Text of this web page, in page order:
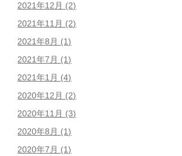
2021年12月 (2)
2021年11月 (2)
2021年8月 (1)
2021年7月 (1)
2021年1月 (4)
2020年12月 (2)
2020年11月 (3)
2020年8月 (1)
2020年7月 (1)